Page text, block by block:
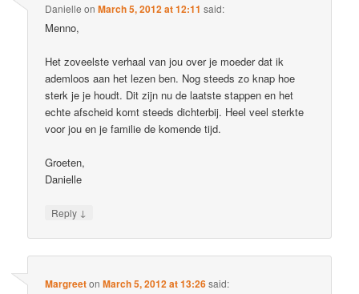
Danielle onMarch 5, 2012 at 12:11 said:
Menno,
Het zoveelste verhaal van jou over je moeder dat ik
ademloos aan het lezen ben. Nog steeds zo knap hoe
sterk je je houdt. Dit zijn nu de laatste stappen en het
echte afscheid komt steeds dichterbij. Heel veel sterkte
voor jou en je familie de komende tijd.
Groeten,
Danielle
Reply ↓
MargreetonMarch 5, 2012 at 13:26said: